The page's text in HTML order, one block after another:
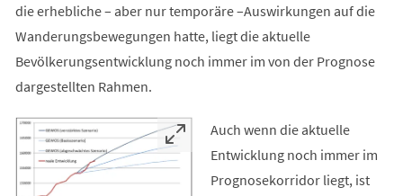
die erhebliche – aber nur temporäre –Auswirkungen auf die
Wanderungsbewegungen hatte, liegt die aktuelle
Bevölkerungsentwicklung noch immer im von der Prognose
dargestellten Rahmen.
Auch wenn die aktuelle
Entwicklung noch immer im
Prognosekorridor liegt, ist